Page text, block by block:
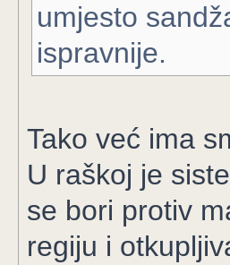
umjesto
ispravnije.
Tako već ima
U raškoj je
se bori protiv
regiju i